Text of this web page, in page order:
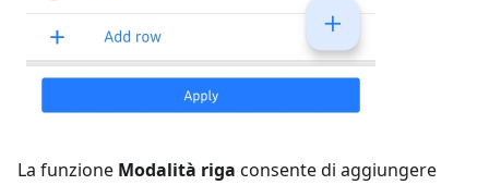
La funzione Modalità riga consente di aggiungere